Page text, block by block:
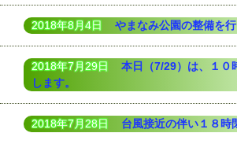
2018年8月4日 やまなみ公園の整備を行
2018年7月29日 本日（7/29）は、１０
します。
2018年7月28日 台風接近の伴い１８時